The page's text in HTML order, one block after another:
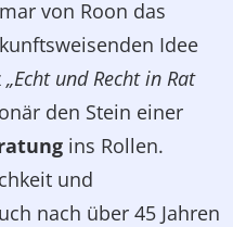
von Roon das
Idee
„Echt und Recht in Rat
den Stein einer
ins Rollen.
und
nach über 45 Jahren